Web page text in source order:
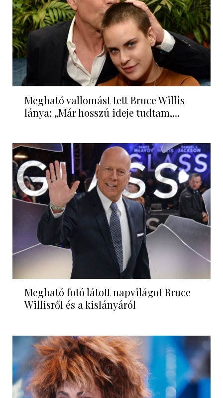
Megható vallomást tett Bruce Willis
lánya: „Már hosszú ideje tudtam,...
Megható fotó látott napvilágot Bruce
Willisről és a kislányáról